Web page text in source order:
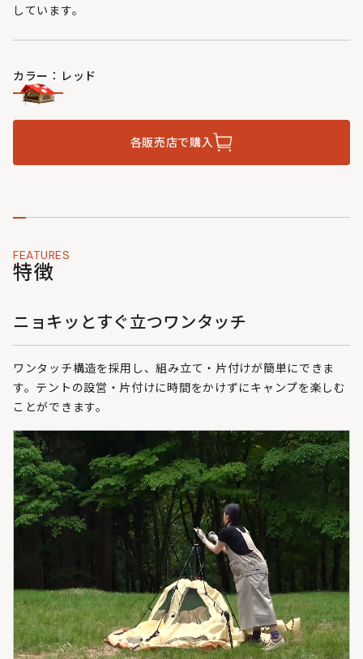
しています。
カラー：レッド
各販売店で購入
FEATURES
特徴
ニョキッとすぐ立つワンタッチ
ワンタッチ構造を採用し、組み立て・片付けが簡単にできま
す。テントの設営・片付けに時間をかけずにキャンプを楽しむ
ことができます。